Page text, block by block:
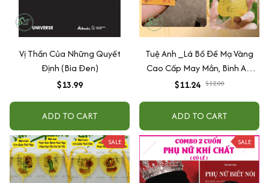
Vị Thần Của Những Quyết
Định (Bìa Đen)
$13.99
ADD TO CART
Tuệ Anh _Lá Bồ Đề Mạ Vàng
Cao Cấp May Mắn, Bình An,
Chiêu Tài Lộc
$11.24 $12.00
ADD TO CART
SALE SALE